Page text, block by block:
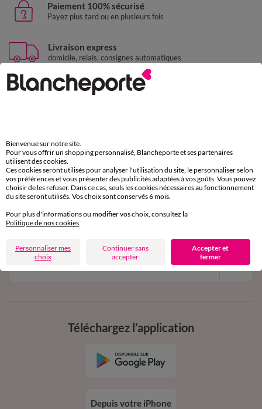
Paiement 100% sécurisé
Payez plus tard ou en plusieurs fois
Livraison express
domicile, relais, consignes automatiques
Retours gratuits
de 8h00 à 20h00 du lundi au samedi
11€ Offerts
en vous inscrivant à la newsletter
Ok
Téléchargez l’application
Depuis votre iPhone
Bienvenue sur notre site.
Pour vous offrir un shopping personnalisé, Blancheporte et ses partenaires
utilisent des cookies.
Ces cookies seront utilisés pour analyser l'utilisation du site, le personnaliser selon
vos préférences et vous présenter des publicités adaptées à vos goûts. Vous pouvez
choisir de les refuser. Dans ce cas, seuls les cookies nécessaires au fonctionnement
du site seront utilisés. Vos choix sont conservés 6 mois.
Pour plus d'informations ou modifier vos choix, consultez la
Politique de nos cookies.
Personnaliser mes
choix
Continuer sans
accepter
Accepter et
fermer